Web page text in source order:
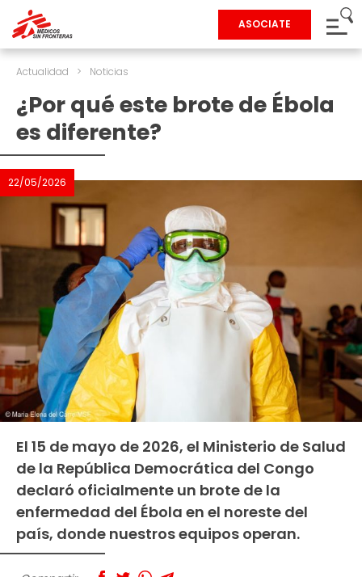
ASOCIATE
Actualidad > Noticias
¿Por qué este brote de Ébola
es diferente?
22/05/2026
El 15 de mayo de 2026, el Ministerio de Salud
de la República Democrática del Congo
declaró oficialmente un brote de la
enfermedad del Ébola en el noreste del
país, donde nuestros equipos operan.